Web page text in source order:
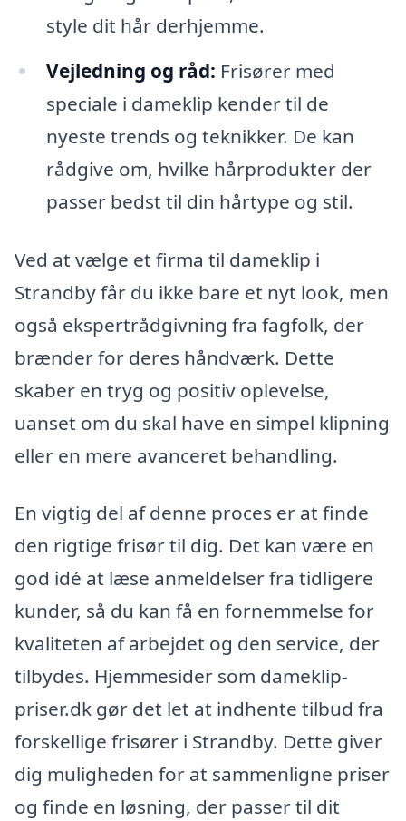
style dit hår derhjemme.
Vejledning og råd: Frisører med
speciale i dameklip kender til de
nyeste trends og teknikker. De kan
rådgive om, hvilke hårprodukter der
passer bedst til din hårtype og stil.
Ved at vælge et firma til dameklip i
Strandby får du ikke bare et nyt look, men
også ekspertrådgivning fra fagfolk, der
brænder for deres håndværk. Dette
skaber en tryg og positiv oplevelse,
uanset om du skal have en simpel klipning
eller en mere avanceret behandling.
En vigtig del af denne proces er at finde
den rigtige frisør til dig. Det kan være en
god idé at læse anmeldelser fra tidligere
kunder, så du kan få en fornemmelse for
kvaliteten af arbejdet og den service, der
tilbydes. Hjemmesider som dameklip-
priser.dk gør det let at indhente tilbud fra
forskellige frisører i Strandby. Dette giver
dig muligheden for at sammenligne priser
og finde en løsning, der passer til dit